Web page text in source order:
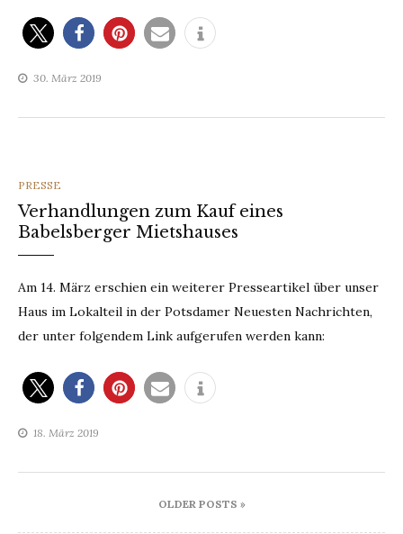
30. März 2019
CATEGORIES
PRESSE
Verhandlungen zum Kauf eines
Babelsberger Mietshauses
Am 14. März erschien ein weiterer Presseartikel über unser
Haus im Lokalteil in der Potsdamer Neuesten Nachrichten,
der unter folgendem Link aufgerufen werden kann:
18. März 2019
Beitragsnavigation
OLDER POSTS »